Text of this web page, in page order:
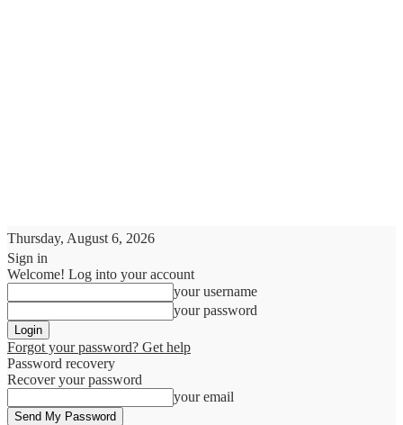
Thursday, August 6, 2026
Sign in
Welcome! Log into your account
your username
your password
Forgot your password? Get help
Password recovery
Recover your password
your email